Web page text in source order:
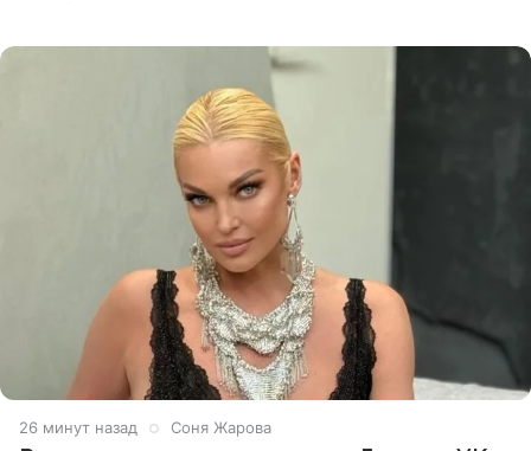
26 минут назад Соня Жарова